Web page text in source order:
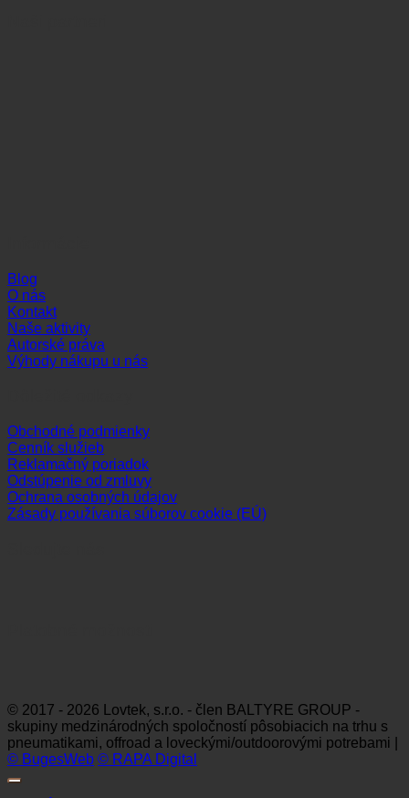
Blog
O nás
Kontakt
Naše aktivity
Autorské práva
Výhody nákupu u nás
Obchodné podmienky
Cenník služieb
Reklamačný poriadok
Odstúpenie od zmluvy
Ochrana osobných údajov
Zásady používania súborov cookie (EÚ)
© 2017 - 2026 Lovtek, s.r.o. - člen BALTYRE GROUP -
skupiny medzinárodných spoločností pôsobiacich na trhu s
pneumatikami, offroad a loveckými/outdoorovými potrebami |
© BugesWeb © RAPA Digital